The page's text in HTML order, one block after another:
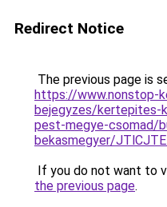
Redirect Notice
The previous page is
https://www.nonstop-
bejegyzes/kertepites-
pest-megye-csomad/
bekasmegyer/
If you do not want to
the previous page.